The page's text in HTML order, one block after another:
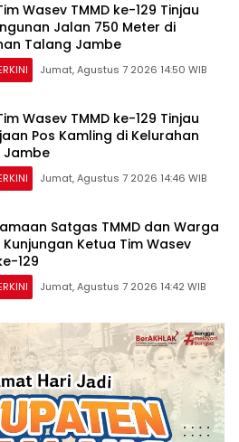
Wasev TMMD ke-129 Tinjau
Jalan 750 Meter di
Talang Jambe
Jumat, Agustus 7 2026 14:50 WIB
Wasev TMMD ke-129 Tinjau
Pos Kamling di Kelurahan
Jambe
Jumat, Agustus 7 2026 14:46 WIB
Satgas TMMD dan Warga
Ketua Tim Wasev
129
Jumat, Agustus 7 2026 14:42 WIB